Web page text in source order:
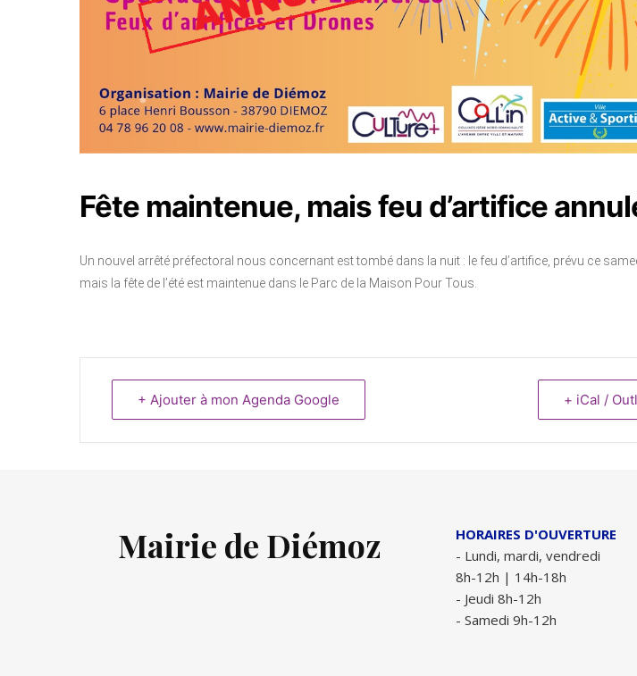
Fête maintenue, mais feu d’artifice
Un nouvel arrêté préfectoral nous concernant est tombé dans la nuit : le feu d’artifice, prévu ce
mais la fête de l’été est maintenue dans le Parc de la Maison Pour Tous.
+ Ajouter à mon Agenda Google + iCal /
Mairie de Diémoz
HORAIRES D'OUVERTURE
- Lundi, mardi, vendredi
8h-12h | 14h-18h
- Jeudi 8h-12h
- Samedi 9h-12h